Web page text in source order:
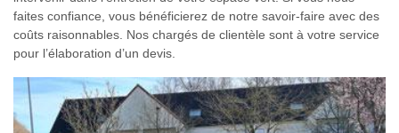
faites confiance, vous bénéficierez de notre savoir-faire avec des
coûts raisonnables. Nos chargés de clientèle sont à votre service
pour l’élaboration d’un devis.